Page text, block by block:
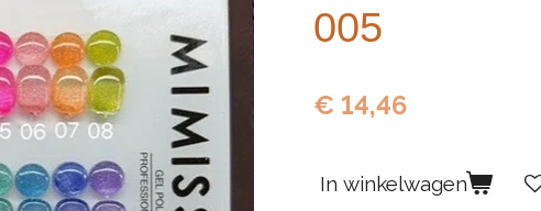
005
€ 14,46
In winkelwagen